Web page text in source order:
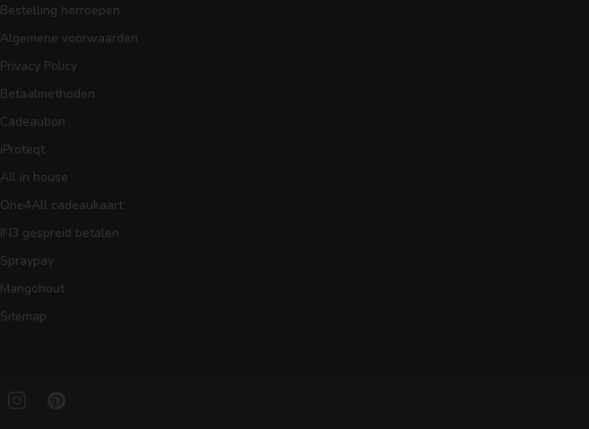
Bestelling herroepen
Algemene voorwaarden
Privacy Policy
Betaalmethoden
Cadeaubon
iProteqt
All in house
One4All cadeaukaart
IN3 gespreid betalen
Spraypay
Mangohout
Sitemap